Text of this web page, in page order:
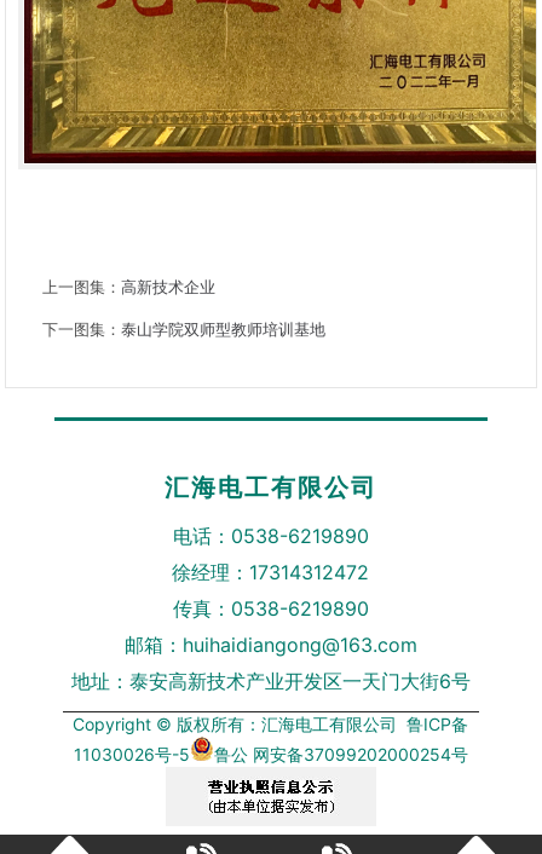
上一图集：高新技术企业
下一图集：泰山学院双师型教师培训基地
汇海电工有限公司
电话：0538-6219890
徐经理：17314312472
传真：0538-6219890
邮箱：huihaidiangong@163.com
地址：泰安高新技术产业开发区一天门大街6号
Copyright © 版权所有：汇海电工有限公司鲁ICP备
11030026号-5
鲁公 网安备37099202000254号